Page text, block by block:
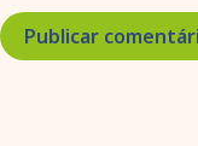
Publicar